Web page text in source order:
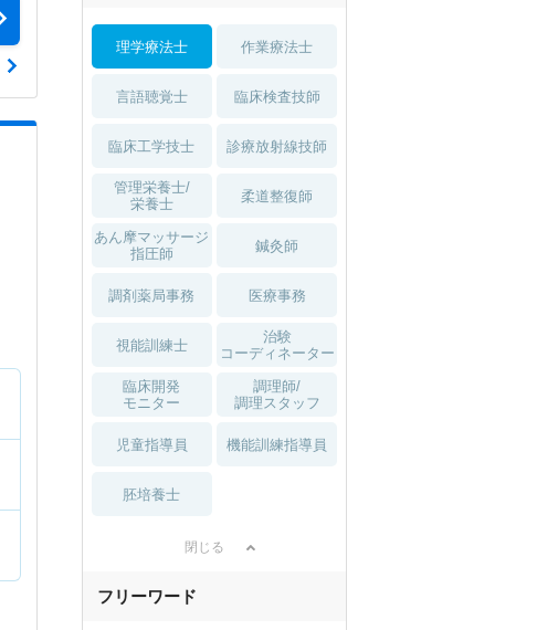
理学療法士 作業療法士
言語聴覚士 臨床検査技師
臨床工学技士 診療放射線技師
管理栄養士/
栄養士
柔道整復師
あん摩マッサージ
指圧師
鍼灸師
調剤薬局事務 医療事務
視能訓練士
治験
コーディネーター
臨床開発
モニター
調理師/
調理スタッフ
児童指導員 機能訓練指導員
胚培養士
閉じる
フリーワード